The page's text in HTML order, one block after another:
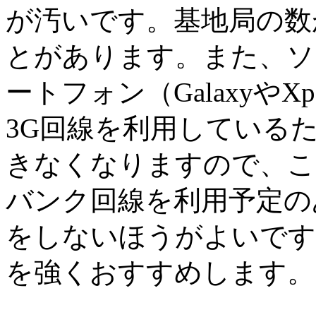
が汚いです。基地局の
とがあります。また、
ートフォン（Galaxyや
3G回線を利用している
きなくなりますので、
バンク回線を利用予定
をしないほうがよいで
を強くおすすめします。